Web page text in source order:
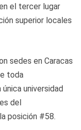
el tercer lugar
superior locales
sedes en Caracas
toda
universidad
del
posición #58.